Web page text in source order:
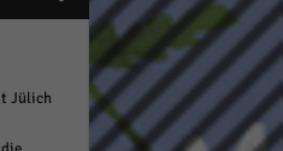
Jülich